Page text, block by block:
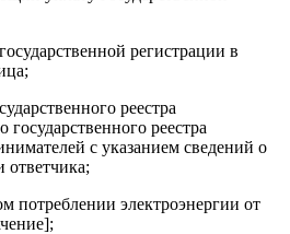
регистрации в
реестра
реестра
с указанием сведений о
ответчика;
потреблении электроэнергии от